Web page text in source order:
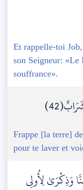
Et rappelle-toi
son Seigneur: «Le
souffrance».
Frappe [la terre]
pour te laver et
وَذِكْرَىٰ لِأُولِي